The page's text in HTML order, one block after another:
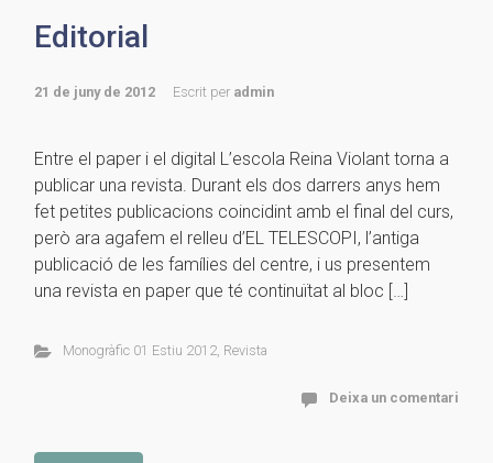
Editorial
21 de juny de 2012 Escrit per admin
Entre el paper i el digital L’escola Reina Violant torna a
publicar una revista. Durant els dos darrers anys hem
fet petites publicacions coincidint amb el final del curs,
però ara agafem el relleu d’EL TELESCOPI, l’antiga
publicació de les famílies del centre, i us presentem
una revista en paper que té continuïtat al bloc […]
Monogràfic 01 Estiu 2012, Revista
Deixa un comentari